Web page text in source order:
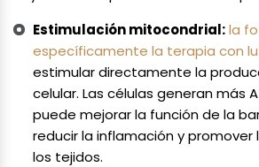
Estimulación mitocondrial:la
específicamente la terapia con
estimular directamente la
celular. Las células generan más
puede mejorar la función de la
reducir la inflamación y promover
los tejidos.